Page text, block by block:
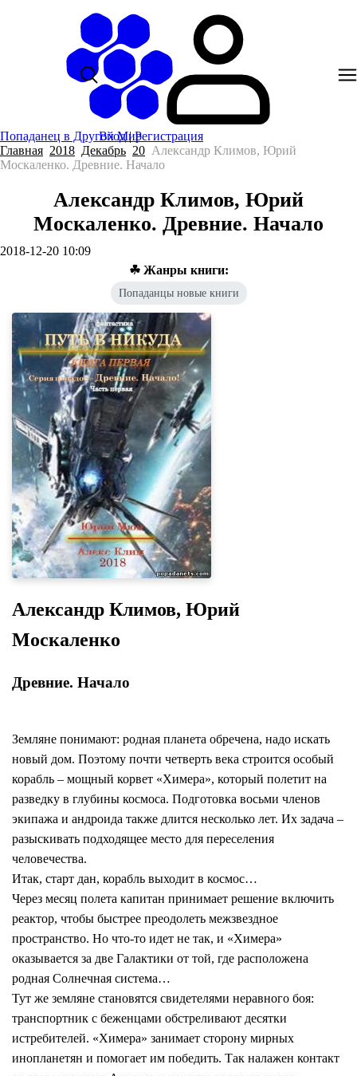
Попаданец в Другой Мир
Вход|Регистрация
Главная 2018 Декабрь 20 Александр Климов, Юрий
Москаленко. Древние. Начало
Александр Климов, Юрий
Москаленко. Древние. Начало
2018-12-20 10:09
☘ Жанры книги:
Попаданцы новые книги
Александр Климов, Юрий
Москаленко
Древние. Начало
Земляне понимают: родная планета обречена, надо искать
новый дом. Поэтому почти четверть века строится особый
корабль – мощный корвет «Химера», который полетит на
разведку в глубины космоса. Подготовка восьми членов
экипажа и андроида также длится несколько лет. Их задача –
разыскивать подходящее место для переселения
человечества.
Итак, старт дан, корабль выходит в космос…
Через месяц полета капитан принимает решение включить
реактор, чтобы быстрее преодолеть межзвездное
пространство. Но что-то идет не так, и «Химера»
оказывается за две Галактики от той, где расположена
родная Солнечная система…
Тут же земляне становятся свидетелями неравного боя:
транспортник с беженцами обстреливают десятки
истребителей. «Химера» занимает сторону мирных
инопланетян и помогает им победить. Так налажен контакт